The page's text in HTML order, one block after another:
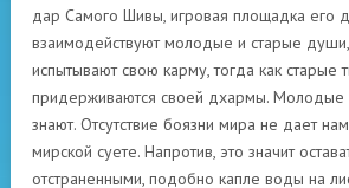
дар Самого Шивы, игровая площадка его
взаимодействуют молодые и старые
испытывают свою карму, тогда как старые
придерживаются своей дхармы. Молодые
знают. Отсутствие боязни мира не дает
мирской суете. Напротив, это значит
отстраненными, подобно капле воды на